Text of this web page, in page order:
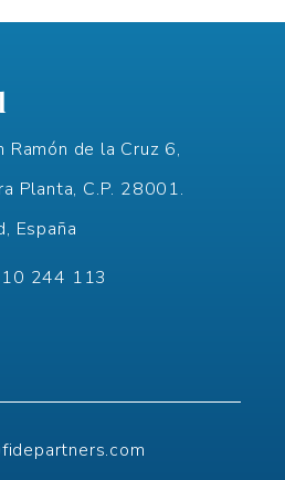
Ramón de la Cruz 6,
Planta, C.P. 28001.
España
244 113